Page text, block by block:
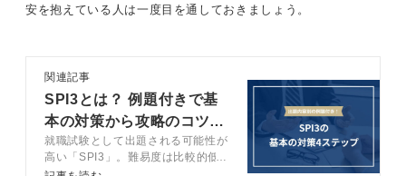
またよく出るのがサイコロ、カード、くじ引き、玉の取
り出しといった典型問題です。
これらは条件を1つずつ整理し同時に起こる事象は掛け
算、どちらかが起こる事象は足し算と考える癖をつける
ことで対応できます。
安を抱えている人は一度目を通しておきましょう。
関連記事
SPI3とは？ 例題付きで基
本の対策から攻略のコツま
で完全網羅
就職試験として出題される可能性が
高い「SPI3」。難易度は比較的低
いですが、油断は禁物です。この記